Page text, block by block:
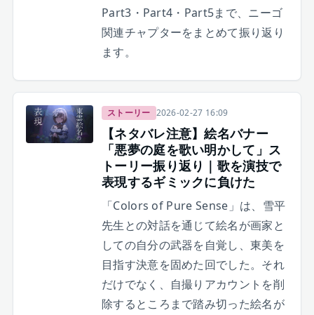
Part3・Part4・Part5まで、ニーゴ
関連チャプターをまとめて振り返り
ます。
ストーリー 2026-02-27 16:09
【ネタバレ注意】絵名バナー
「悪夢の庭を歌い明かして」ス
トーリー振り返り｜歌を演技で
表現するギミックに負けた
「Colors of Pure Sense」は、雪平
先生との対話を通じて絵名が画家と
しての自分の武器を自覚し、東美を
目指す決意を固めた回でした。それ
だけでなく、自撮りアカウントを削
除するところまで踏み切った絵名が